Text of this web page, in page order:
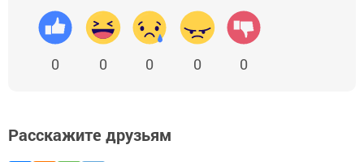
0 0 0 0 0
Расскажите друзьям